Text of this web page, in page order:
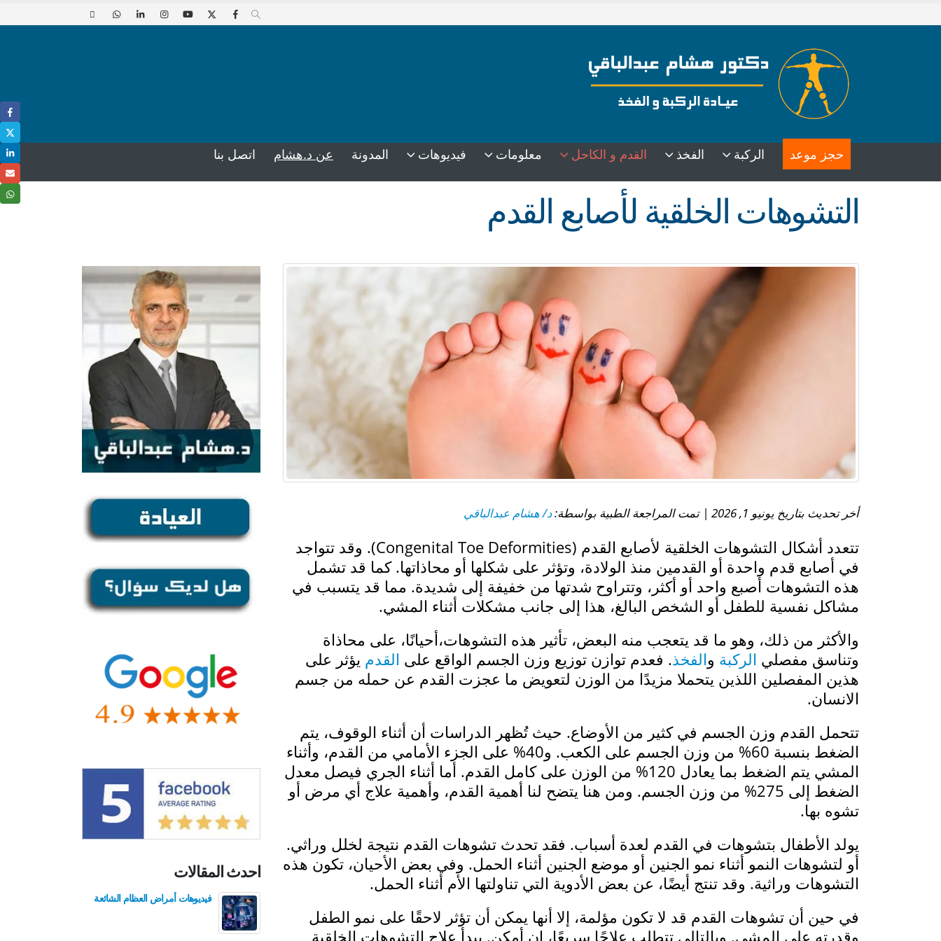
حجز موعد الركبة الفخذ القدم و الكاحل معلومات فيديوهات المدونة عن د.هشام اتصل بنا
التشوهات الخلقية لأصابع القدم
أخر تحديث بتاريخ يونيو 1, 2026 | تمت المراجعة الطبية بواسطة: د/ هشام عبدالباقي
تتعدد أشكال التشوهات الخلقية لأصابع القدم (Congenital Toe Deformities). وقد تتواجد
في أصابع قدم واحدة أو القدمين منذ الولادة، وتؤثر على شكلها أو محاذاتها. كما قد تشمل
هذه التشوهات أصبع واحد أو أكثر، وتتراوح شدتها من خفيفة إلى شديدة. مما قد يتسبب في
مشاكل نفسية للطفل أو الشخص البالغ، هذا إلى جانب مشكلات أثناء المشي.
والأكثر من ذلك، وهو ما قد يتعجب منه البعض، تأثير هذه التشوهات،أحيانًا، على محاذاة
وتناسق مفصلي الركبة والفخذ. فعدم توازن توزيع وزن الجسم الواقع على القدم يؤثر على
هذين المفصلين اللذين يتحملا مزيدًا من الوزن لتعويض ما عجزت القدم عن حمله من جسم
الانسان.
تتحمل القدم وزن الجسم في كثير من الأوضاع. حيث تُظهر الدراسات أن أثناء الوقوف، يتم
الضغط بنسبة 60% من وزن الجسم على الكعب. و40% على الجزء الأمامي من القدم، وأثناء
المشي يتم الضغط بما يعادل 120% من الوزن على كامل القدم. أما أثناء الجري فيصل معدل
الضغط إلى 275% من وزن الجسم. ومن هنا يتضح لنا أهمية القدم، وأهمية علاج أي مرض أو
تشوه بها.
يولد الأطفال بتشوهات في القدم لعدة أسباب. فقد تحدث تشوهات القدم نتيجة لخلل وراثي.
أو لتشوهات النمو أثناء نمو الجنين أو موضع الجنين أثناء الحمل. وفي بعض الأحيان، تكون هذه
التشوهات وراثية. وقد تنتج أيضًا، عن بعض الأدوية التي تناولتها الأم أثناء الحمل.
في حين أن تشوهات القدم قد لا تكون مؤلمة، إلا أنها يمكن أن تؤثر لاحقًا على نمو الطفل
وقدرته على المشي. وبالتالي تتطلب علاجًا سريعًا، إن أمكن. يبدأ علاج التشوهات الخلقية
احدث المقالات
فيديوهات أمراض العظام الشائعة